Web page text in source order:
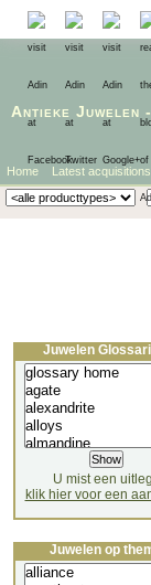
Antieke Juwelen -
Home Latest acquisitions
Juwelen
U mist een
klik hier voor een
Juwelen op